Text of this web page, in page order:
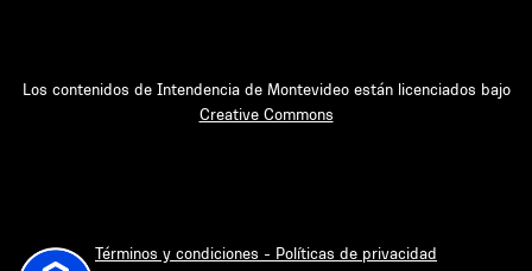
Los contenidos de Intendencia de Montevideo están licenciados bajo
Creative Commons
Términos y condiciones - Políticas de privacidad